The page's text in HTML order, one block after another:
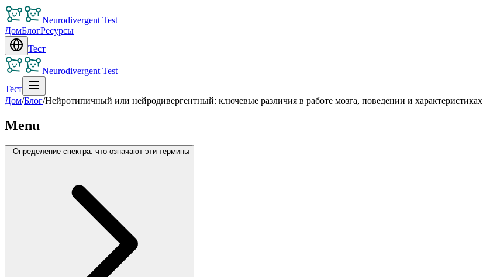
Neurodivergent Test
ДомБлогРесурсы
Тест
Neurodivergent Test
Тест
Дом/Блог/Нейротипичный или нейродивергентный: ключевые различия в работе мозга, поведении и характеристиках
Menu
Определение спектра: что означают эти термины